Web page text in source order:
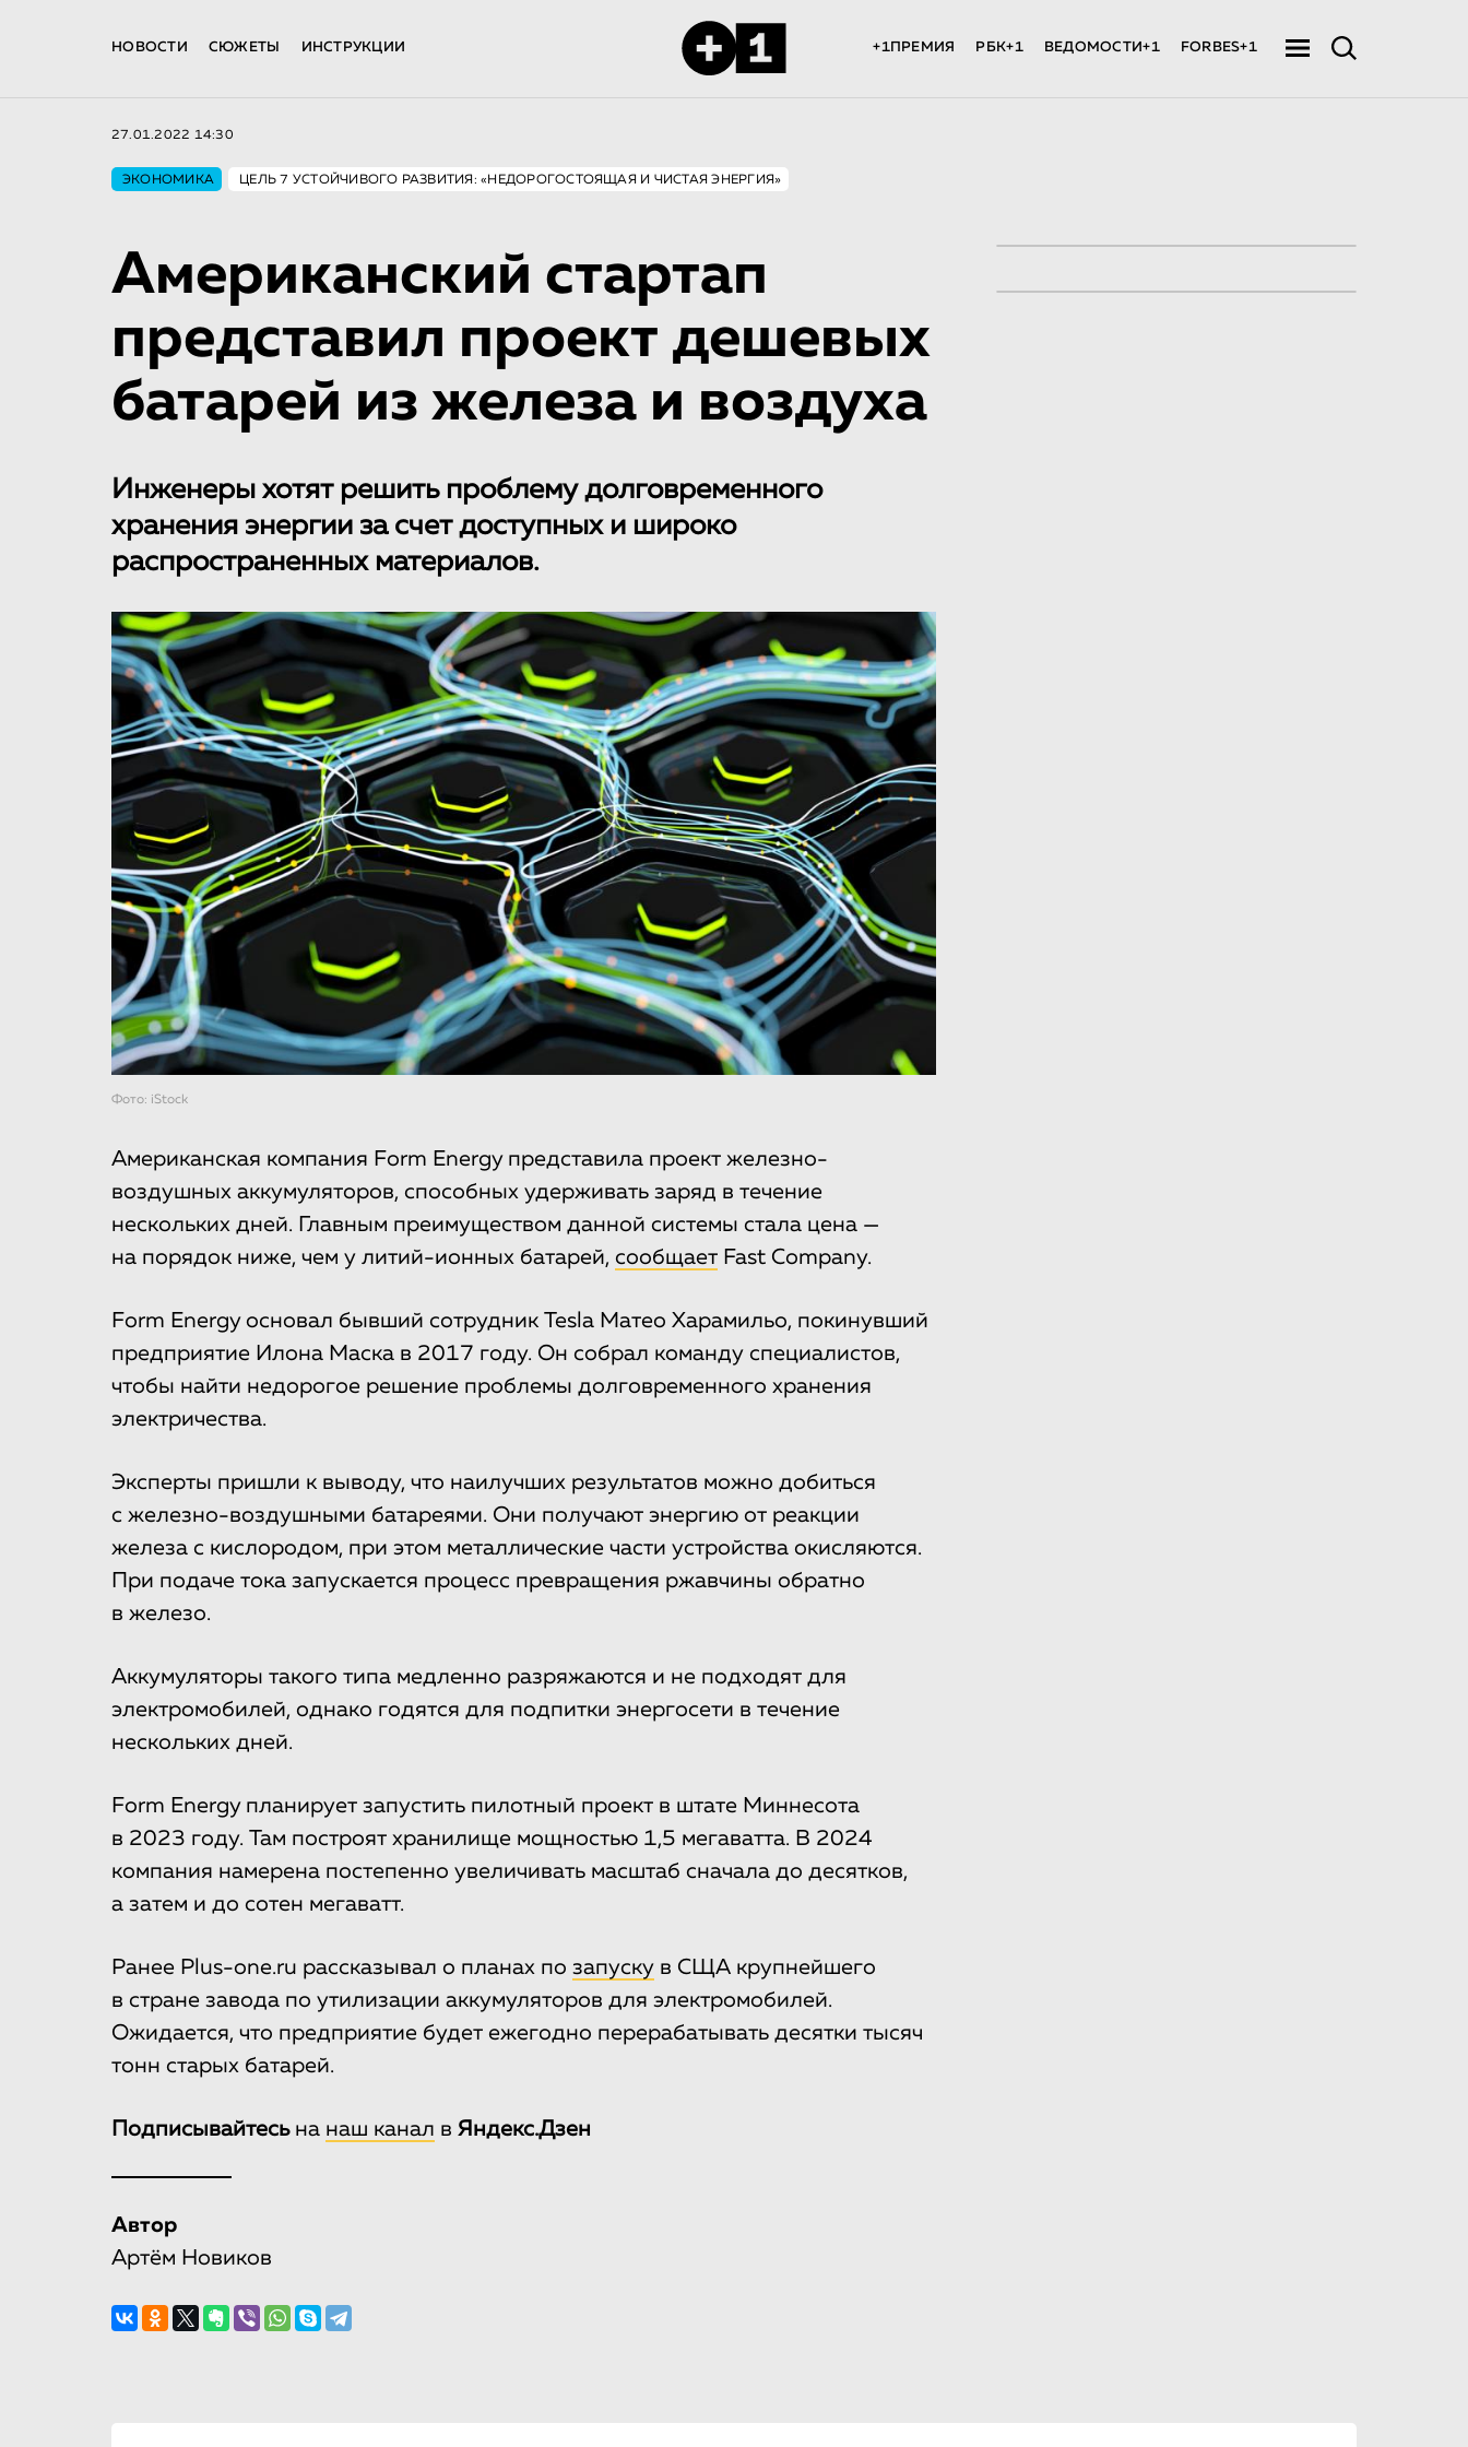
НОВОСТИ СЮЖЕТЫ ИНСТРУКЦИИ +1ПРЕМИЯ РБК+1 ВЕДОМОСТИ+1 FORBES+1
27.01.2022 14:30
ЭКОНОМИКА ЦЕЛЬ 7 УСТОЙЧИВОГО РАЗВИТИЯ: «НЕДОРОГОСТОЯЩАЯ И ЧИСТАЯ ЭНЕРГИЯ»
Американский стартап
представил проект дешевых
батарей из железа и воздуха
Инженеры хотят решить проблему долговременного
хранения энергии за счет доступных и широко
распространенных материалов.
Фото: iStock
Американская компания Form Energy представила проект железно-
воздушных аккумуляторов, способных удерживать заряд в течение
нескольких дней. Главным преимуществом данной системы стала цена —
на порядок ниже, чем у литий-ионных батарей, сообщает Fast Company.
Form Energy основал бывший сотрудник Tesla Матео Харамильо, покинувший
предприятие Илона Маска в 2017 году. Он собрал команду специалистов,
чтобы найти недорогое решение проблемы долговременного хранения
электричества.
Эксперты пришли к выводу, что наилучших результатов можно добиться
с железно-воздушными батареями. Они получают энергию от реакции
железа с кислородом, при этом металлические части устройства окисляются.
При подаче тока запускается процесс превращения ржавчины обратно
в железо.
Аккумуляторы такого типа медленно разряжаются и не подходят для
электромобилей, однако годятся для подпитки энергосети в течение
нескольких дней.
Form Energy планирует запустить пилотный проект в штате Миннесота
в 2023 году. Там построят хранилище мощностью 1,5 мегаватта. В 2024
компания намерена постепенно увеличивать масштаб сначала до десятков,
а затем и до сотен мегаватт.
Ранее Plus-one.ru рассказывал о планах по запуску в СЩА крупнейшего
в стране завода по утилизации аккумуляторов для электромобилей.
Ожидается, что предприятие будет ежегодно перерабатывать десятки тысяч
тонн старых батарей.
Подписывайтесьна наш канал в Яндекс.Дзен
Автор
Артём Новиков